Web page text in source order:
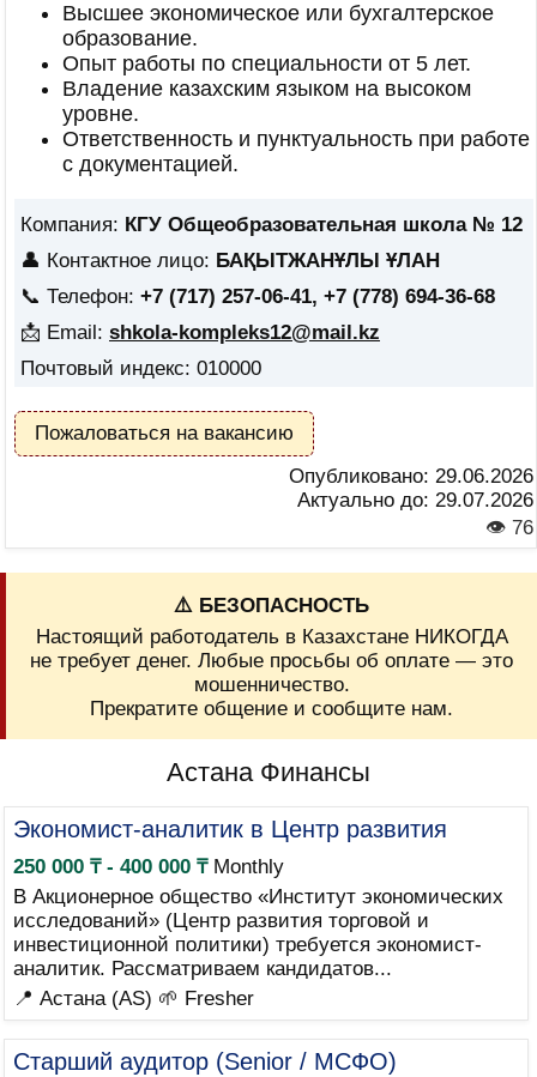
Высшее экономическое или бухгалтерское
образование.
Опыт работы по специальности от 5 лет.
Владение казахским языком на высоком
уровне.
Ответственность и пунктуальность при работе
с документацией.
Компания: КГУ Общеобразовательная школа № 12
👤 Контактное лицо: БАҚЫТЖАНҰЛЫ ҰЛАН
📞 Телефон: +7 (717) 257-06-41, +7 (778) 694-36-68
📩 Email: shkola-kompleks12@mail.kz
Почтовый индекс: 010000
Пожаловаться на вакансию
Опубликовано: 29.06.2026
Актуально до: 29.07.2026
👁 76
⚠️ БЕЗОПАСНОСТЬ
Настоящий работодатель в Казахстане НИКОГДА
не требует денег. Любые просьбы об оплате — это
мошенничество.
Прекратите общение и сообщите нам.
Астана Финансы
Экономист-аналитик в Центр развития
250 000 ₸ - 400 000 ₸Monthly
В Акционерное общество «Институт экономических
исследований» (Центр развития торговой и
инвестиционной политики) требуется экономист-
аналитик. Рассматриваем кандидатов...
📍 Астана (AS) 🌱 Fresher
Старший аудитор (Senior / МСФО)